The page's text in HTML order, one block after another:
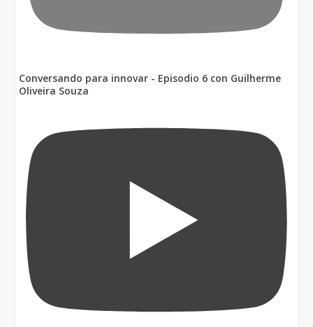
Conversando para innovar - Episodio 6 con Guilherme
Oliveira Souza